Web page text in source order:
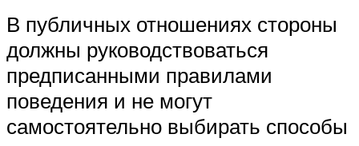
В публичных отношениях стороны
должны руководствоваться
предписанными правилами
поведения и не могут
самостоятельно выбирать способы